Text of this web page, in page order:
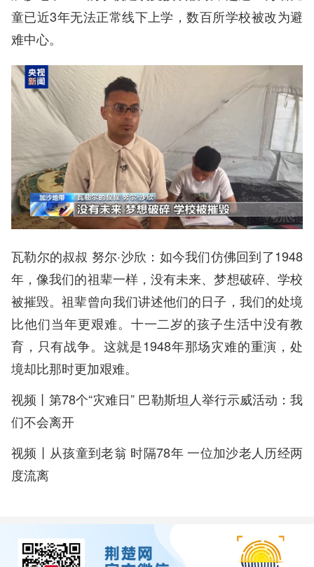
童已近3年无法正常线下上学，数百所学校被改为避
难中心。
瓦勒尔的叔叔 努尔·沙欣：如今我们仿佛回到了1948
年，像我们的祖辈一样，没有未来、梦想破碎、学校
被摧毁。祖辈曾向我们讲述他们的日子，我们的处境
比他们当年更艰难。十一二岁的孩子生活中没有教
育，只有战争。这就是1948年那场灾难的重演，处
境却比那时更加艰难。
视频丨第78个“灾难日” 巴勒斯坦人举行示威活动：我
们不会离开
视频丨从孩童到老翁 时隔78年 一位加沙老人历经两
度流离